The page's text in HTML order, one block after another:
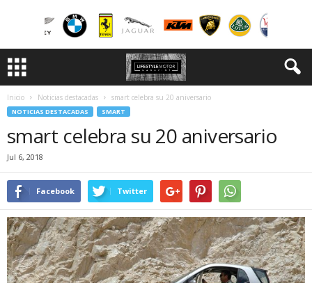
Inicio Noticias destacadas smart celebra su 20 aniversario
NOTICIAS DESTACADAS SMART
smart celebra su 20 aniversario
Jul 6, 2018
Facebook Twitter